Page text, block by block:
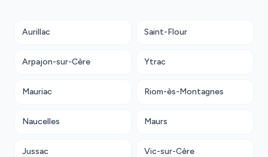
Aurillac Saint-Flour
Arpajon-sur-Cère Ytrac
Mauriac Riom-ès-Montagnes
Naucelles Maurs
Jussac Vic-sur-Cère